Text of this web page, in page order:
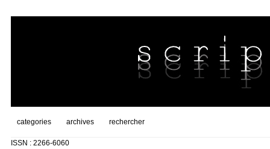
categories archives rechercher
ISSN : 2266-6060